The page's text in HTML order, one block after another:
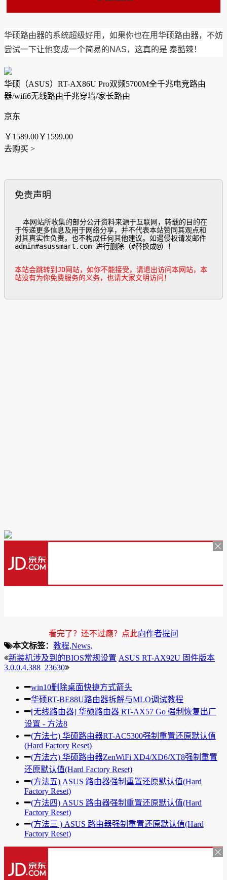
华硕路由器的系统超级好用，如果你也在用华硕路由器，不妨
尝试一下让他变成一个简易的NAS，这真的是 泰酷辣！
华硕（ASUS）RT-AX86U Pro双频5700M全千兆电竞路由
器/wifi6无线路由千兆穿墙/家长路由
京东
￥1589.00￥1599.00
去购买 >
免责声明
于传递更多信息及用于网络分享，并不代表本站赞同其观点和
对其真实性负责，也不构成任何其他建议。如遇侵权请发邮件
admin#asussmart.com 进行删除（#替换成@）！
本站会跳转到JD网站，如你不能接受，请退出访问本网站，本
站没有为你免费服务的义务，也请大家文明访问！
看完了？还不过瘾？点此向作者提问
本文标签： 教程,News,
新装机涉及到的BIOS常规设置 ASUS RT-AX92U 固件版本
3.0.0.4.388_23630
win10删除桌面快捷方式箭头
华硕RT-BE88U路由器拆解与MLO调试教程
[无线路由器] 华硕路由器 RT-AX57 Go 强制恢复出厂
设置 - 方法8
(方法七) 华硕路由器RT-AC5300强制重置还原默认值
(Hard Factory Reset)
(方法六) 华硕路由器ZenWiFi XD4/XD6/XT8强制重置
还原默认值(Hard Factory Reset)
(方法五) ASUS 路由器强制重置还原默认值(Hard
Factory Reset)
(方法四) ASUS 路由器强制重置还原默认值(Hard
Factory Reset)
(方法三 ) ASUS 路由器强制重置还原默认值(Hard
Factory Reset)